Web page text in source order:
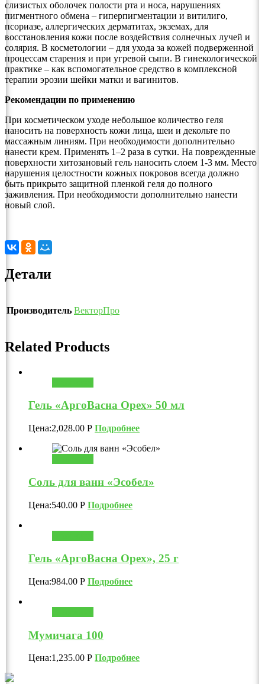
слизистых оболочек полости рта и носа, нарушениях
пигментного обмена – гиперпигментации и витилиго,
псориазе, аллергических дерматитах, экземах, для
восстановления кожи после воздействия солнечных лучей и
солярия. В косметологии – для ухода за кожей подверженной
процессам старения и при угревой сыпи. В гинекологической
практике – как вспомогательное средство в комплексной
терапии эрозии шейки матки и вагинитов.
Рекомендации по применению
При косметическом уходе небольшое количество геля
наносить на поверхность кожи лица, шеи и декольте по
массажным линиям. При необходимости дополнительно
нанести крем. Применять 1–2 раза в сутки. На поврежденные
поверхности хитозановый гель наносить слоем 1-3 мм. Место
нарушения целостности кожных покровов всегда должно
быть прикрыто защитной пленкой геля до полного
заживления. При необходимости дополнительно нанести
новый слой.
Детали
Производитель ВекторПро
Related Products
Гель «АргоВасна Орех» 50 мл
Цена:2,028.00 Р Подробнее
Соль для ванн «Эсобел»
Цена:540.00 Р Подробнее
Гель «АргоВасна Орех», 25 г
Цена:984.00 Р Подробнее
Мумичага 100
Цена:1,235.00 Р Подробнее